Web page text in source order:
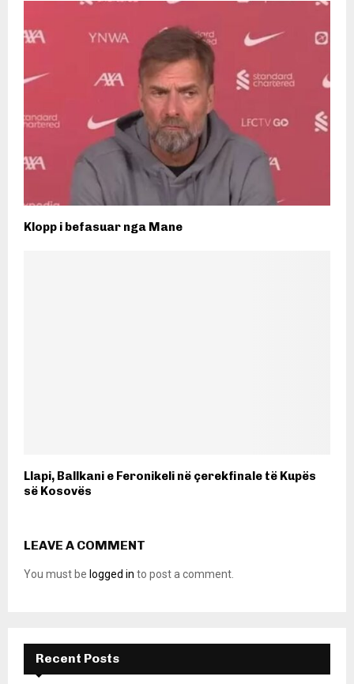
Klopp i befasuar nga Mane
Llapi, Ballkani e Feronikeli në çerekfinale të Kupës
së Kosovës
LEAVE A COMMENT
You must be logged in to post a comment.
Recent Posts